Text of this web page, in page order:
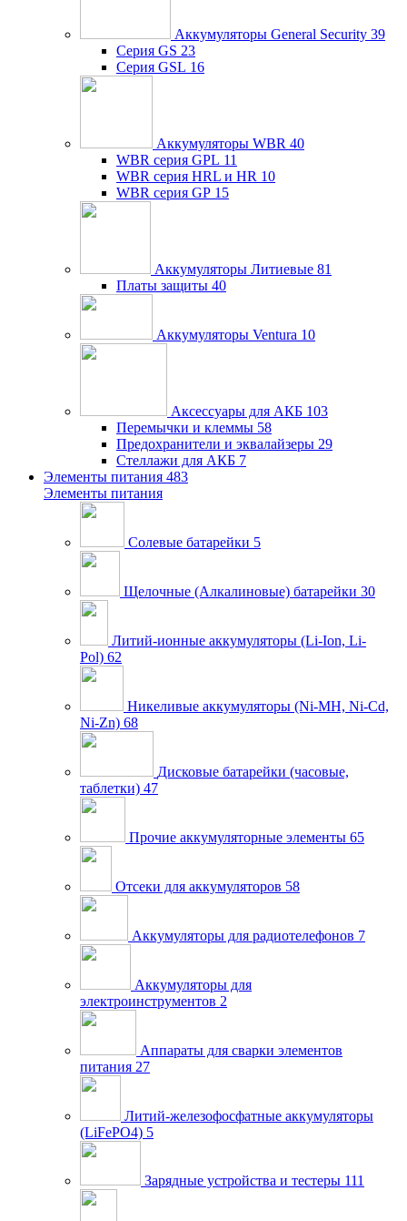
Аккумуляторы General Security 39
Серия GS 23
Серия GSL 16
Аккумуляторы WBR 40
WBR серия GPL 11
WBR серия HRL и HR 10
WBR серия GP 15
Аккумуляторы Литиевые 81
Платы защиты 40
Аккумуляторы Ventura 10
Аксессуары для АКБ 103
Перемычки и клеммы 58
Предохранители и эквалайзеры 29
Стеллажи для АКБ 7
Элементы питания 483
Элементы питания
Солевые батарейки 5
Щелочные (Алкалиновые) батарейки 30
Литий-ионные аккумуляторы (Li-Ion, Li-
Pol) 62
Никеливые аккумуляторы (Ni-MH, Ni-Cd,
Ni-Zn) 68
Дисковые батарейки (часовые,
таблетки) 47
Прочие аккумуляторные элементы 65
Отсеки для аккумуляторов 58
Аккумуляторы для радиотелефонов 7
Аккумуляторы для
электроинструментов 2
Аппараты для сварки элементов
питания 27
Литий-железофосфатные аккумуляторы
(LiFePO4) 5
Зарядные устройства и тестеры 111